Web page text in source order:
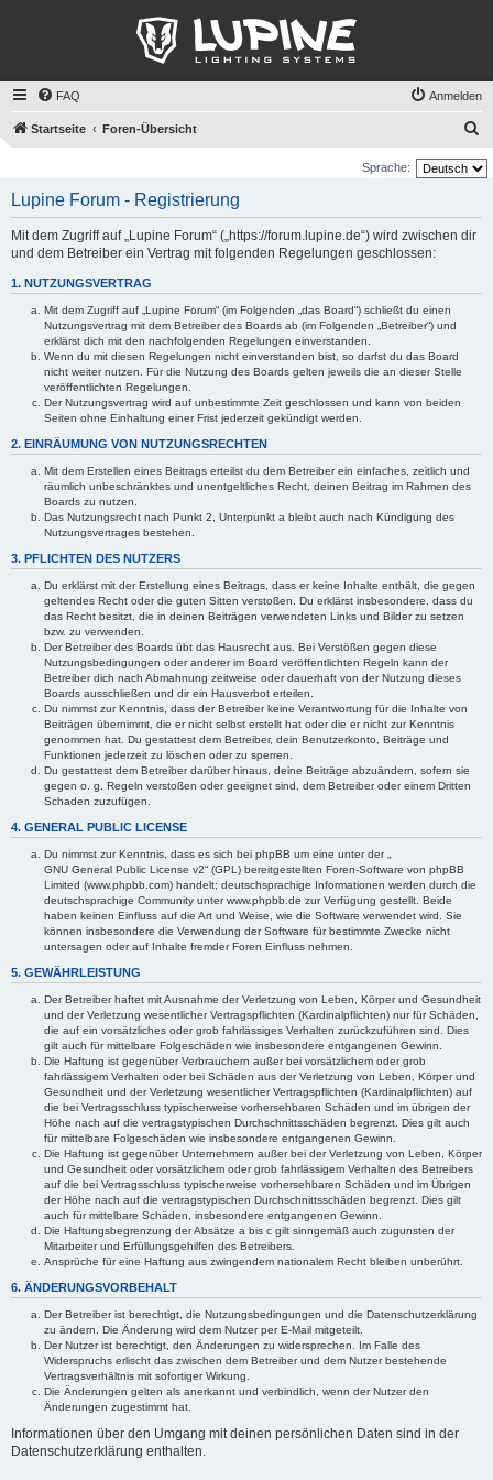
FAQ Anmelden
Startseite Foren-Übersicht
c
Sprache:
Lupine Forum - Registrierung
Mit dem Zugriff auf „Lupine Forum“ („https://forum.lupine.de“) wird zwischen dir
und dem Betreiber ein Vertrag mit folgenden Regelungen geschlossen:
1. NUTZUNGSVERTRAG
Mit dem Zugriff auf „Lupine Forum“ (im Folgenden „das Board“) schließt du einen
Nutzungsvertrag mit dem Betreiber des Boards ab (im Folgenden „Betreiber“) und
erklärst dich mit den nachfolgenden Regelungen einverstanden.
Wenn du mit diesen Regelungen nicht einverstanden bist, so darfst du das Board
nicht weiter nutzen. Für die Nutzung des Boards gelten jeweils die an dieser Stelle
veröffentlichten Regelungen.
Der Nutzungsvertrag wird auf unbestimmte Zeit geschlossen und kann von beiden
Seiten ohne Einhaltung einer Frist jederzeit gekündigt werden.
2. EINRÄUMUNG VON NUTZUNGSRECHTEN
Mit dem Erstellen eines Beitrags erteilst du dem Betreiber ein einfaches, zeitlich und
räumlich unbeschränktes und unentgeltliches Recht, deinen Beitrag im Rahmen des
Boards zu nutzen.
Das Nutzungsrecht nach Punkt 2, Unterpunkt a bleibt auch nach Kündigung des
Nutzungsvertrages bestehen.
3. PFLICHTEN DES NUTZERS
Du erklärst mit der Erstellung eines Beitrags, dass er keine Inhalte enthält, die gegen
geltendes Recht oder die guten Sitten verstoßen. Du erklärst insbesondere, dass du
das Recht besitzt, die in deinen Beiträgen verwendeten Links und Bilder zu setzen
bzw. zu verwenden.
Der Betreiber des Boards übt das Hausrecht aus. Bei Verstößen gegen diese
Nutzungsbedingungen oder anderer im Board veröffentlichten Regeln kann der
Betreiber dich nach Abmahnung zeitweise oder dauerhaft von der Nutzung dieses
Boards ausschließen und dir ein Hausverbot erteilen.
Du nimmst zur Kenntnis, dass der Betreiber keine Verantwortung für die Inhalte von
Beiträgen übernimmt, die er nicht selbst erstellt hat oder die er nicht zur Kenntnis
genommen hat. Du gestattest dem Betreiber, dein Benutzerkonto, Beiträge und
Funktionen jederzeit zu löschen oder zu sperren.
Du gestattest dem Betreiber darüber hinaus, deine Beiträge abzuändern, sofern sie
gegen o. g. Regeln verstoßen oder geeignet sind, dem Betreiber oder einem Dritten
Schaden zuzufügen.
4. GENERAL PUBLIC LICENSE
Du nimmst zur Kenntnis, dass es sich bei phpBB um eine unter der „
GNU General Public License v2“ (GPL) bereitgestellten Foren-Software von phpBB
Limited (www.phpbb.com) handelt; deutschsprachige Informationen werden durch die
deutschsprachige Community unter www.phpbb.de zur Verfügung gestellt. Beide
haben keinen Einfluss auf die Art und Weise, wie die Software verwendet wird. Sie
können insbesondere die Verwendung der Software für bestimmte Zwecke nicht
untersagen oder auf Inhalte fremder Foren Einfluss nehmen.
5. GEWÄHRLEISTUNG
Der Betreiber haftet mit Ausnahme der Verletzung von Leben, Körper und Gesundheit
und der Verletzung wesentlicher Vertragspflichten (Kardinalpflichten) nur für Schäden,
die auf ein vorsätzliches oder grob fahrlässiges Verhalten zurückzuführen sind. Dies
gilt auch für mittelbare Folgeschäden wie insbesondere entgangenen Gewinn.
Die Haftung ist gegenüber Verbrauchern außer bei vorsätzlichem oder grob
fahrlässigem Verhalten oder bei Schäden aus der Verletzung von Leben, Körper und
Gesundheit und der Verletzung wesentlicher Vertragspflichten (Kardinalpflichten) auf
die bei Vertragsschluss typischerweise vorhersehbaren Schäden und im übrigen der
Höhe nach auf die vertragstypischen Durchschnittsschäden begrenzt. Dies gilt auch
für mittelbare Folgeschäden wie insbesondere entgangenen Gewinn.
Die Haftung ist gegenüber Unternehmern außer bei der Verletzung von Leben, Körper
und Gesundheit oder vorsätzlichem oder grob fahrlässigem Verhalten des Betreibers
auf die bei Vertragsschluss typischerweise vorhersehbaren Schäden und im Übrigen
der Höhe nach auf die vertragstypischen Durchschnittsschäden begrenzt. Dies gilt
auch für mittelbare Schäden, insbesondere entgangenen Gewinn.
Die Haftungsbegrenzung der Absätze a bis c gilt sinngemäß auch zugunsten der
Mitarbeiter und Erfüllungsgehilfen des Betreibers.
Ansprüche für eine Haftung aus zwingendem nationalem Recht bleiben unberührt.
6. ÄNDERUNGSVORBEHALT
Der Betreiber ist berechtigt, die Nutzungsbedingungen und die Datenschutzerklärung
zu ändern. Die Änderung wird dem Nutzer per E-Mail mitgeteilt.
Der Nutzer ist berechtigt, den Änderungen zu widersprechen. Im Falle des
Widerspruchs erlischt das zwischen dem Betreiber und dem Nutzer bestehende
Vertragsverhältnis mit sofortiger Wirkung.
Die Änderungen gelten als anerkannt und verbindlich, wenn der Nutzer den
Änderungen zugestimmt hat.
Informationen über den Umgang mit deinen persönlichen Daten sind in der
Datenschutzerklärung enthalten.